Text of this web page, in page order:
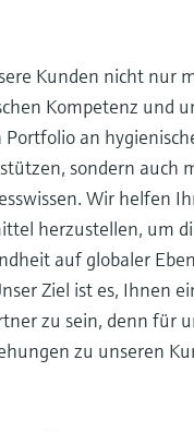
Kunden nicht nur
Kompetenz und
an
sondern auch
Wir helfen
herzustellen, um
auf globaler
Ziel ist es, Ihnen
zu sein, denn für
zu unseren